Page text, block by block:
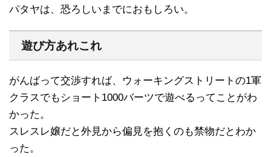
パタヤは、恐ろしいまでにおもしろい。
遊び方あれこれ
がんばって交渉すれば、ウォーキングストリートの1軍
クラスでもショート1000バーツで遊べるってことがわ
かった。
スレスレ嬢だと外見から偏見を抱くのも禁物だとわか
った。